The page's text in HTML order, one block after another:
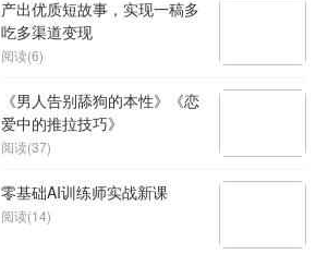
产出优质短故事，实现一稿多
吃多渠道变现
阅读(6)
《男人告别舔狗的本性》《恋
爱中的推拉技巧》
阅读(37)
零基础AI训练师实战新课
阅读(14)